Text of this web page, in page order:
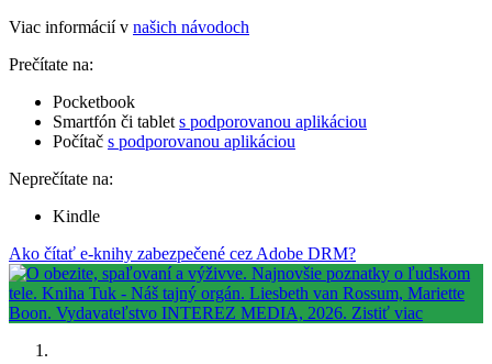
Viac informácií v našich návodoch
Prečítate na:
Pocketbook
Smartfón či tablet s podporovanou aplikáciou
Počítač s podporovanou aplikáciou
Neprečítate na:
Kindle
Ako čítať e-knihy zabezpečené cez Adobe DRM?